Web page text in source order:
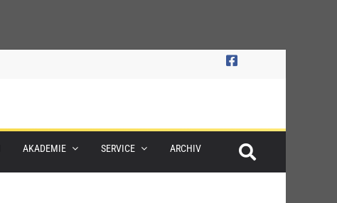
AKADEMIE SERVICE ARCHIV